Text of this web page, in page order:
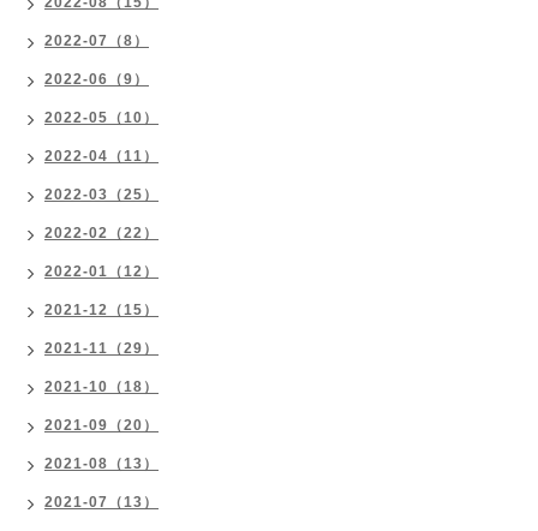
2022-07（8）
2022-06（9）
2022-05（10）
2022-04（11）
2022-03（25）
2022-02（22）
2022-01（12）
2021-12（15）
2021-11（29）
2021-10（18）
2021-09（20）
2021-08（13）
2021-07（13）